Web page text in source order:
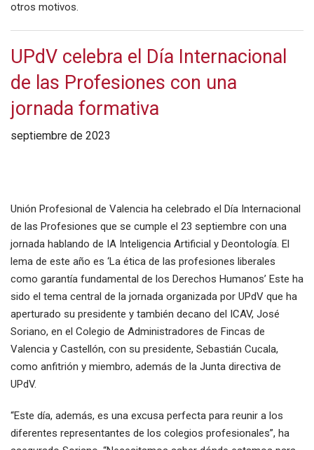
otros motivos.
UPdV celebra el Día Internacional
de las Profesiones con una
jornada formativa
septiembre de 2023
Unión Profesional de Valencia ha celebrado el Día Internacional
de las Profesiones que se cumple el 23 septiembre con una
jornada hablando de IA Inteligencia Artificial y Deontología. El
lema de este año es ‘La ética de las profesiones liberales
como garantía fundamental de los Derechos Humanos’ Este ha
sido el tema central de la jornada organizada por UPdV que ha
aperturado su presidente y también decano del ICAV, José
Soriano, en el Colegio de Administradores de Fincas de
Valencia y Castellón, con su presidente, Sebastián Cucala,
como anfitrión y miembro, además de la Junta directiva de
UPdV.
“Este día, además, es una excusa perfecta para reunir a los
diferentes representantes de los colegios profesionales”, ha